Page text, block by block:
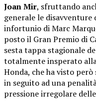
Joan Mir, sfruttando
generale le disavventure
infortunio di Marc
posto il Gran Premio di
sesta tappa stagionale
totalmente insperato
Honda, che ha visto
in seguito ad una
pressione irregolare